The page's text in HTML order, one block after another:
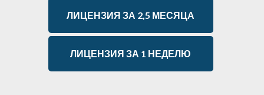
ЛИЦЕНЗИЯ ЗА 2,5 МЕСЯЦА
ЛИЦЕНЗИЯ ЗА 1 НЕДЕЛЮ